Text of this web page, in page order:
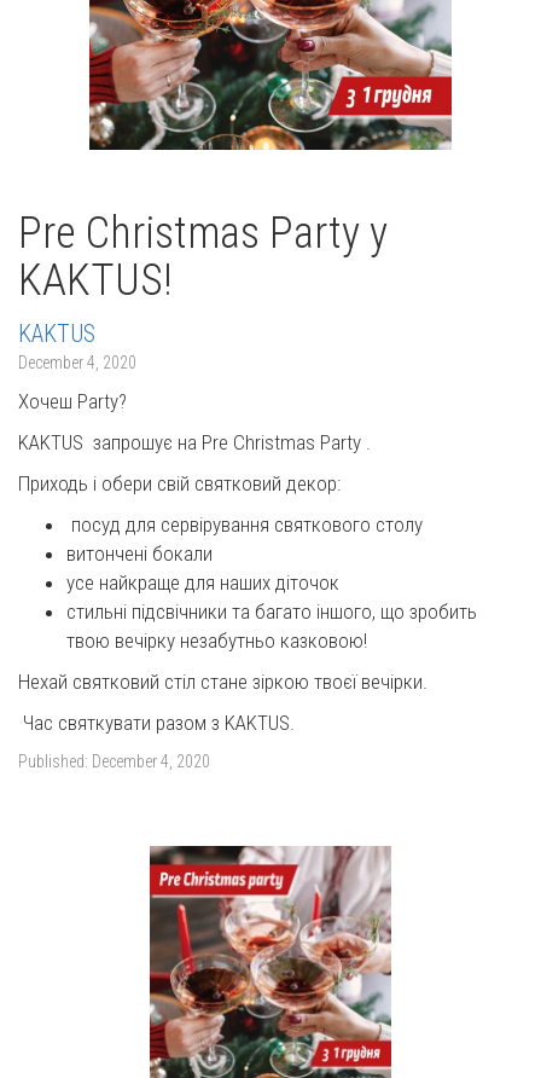
Pre Christmas Party у
KAKTUS!
KAKTUS
December 4, 2020
Хочеш Party?
KAKTUS запрошує на Pre Christmas Party .
Приходь і обери свій святковий декор:
посуд для сервірування святкового столу
витончені бокали
усе найкраще для наших діточок
стильні підсвічники та багато іншого, що зробить
твою вечірку незабутньо казковою!
Нехай святковий стіл стане зіркою твоєї вечірки.
Час святкувати разом з KAKTUS.
Published: December 4, 2020